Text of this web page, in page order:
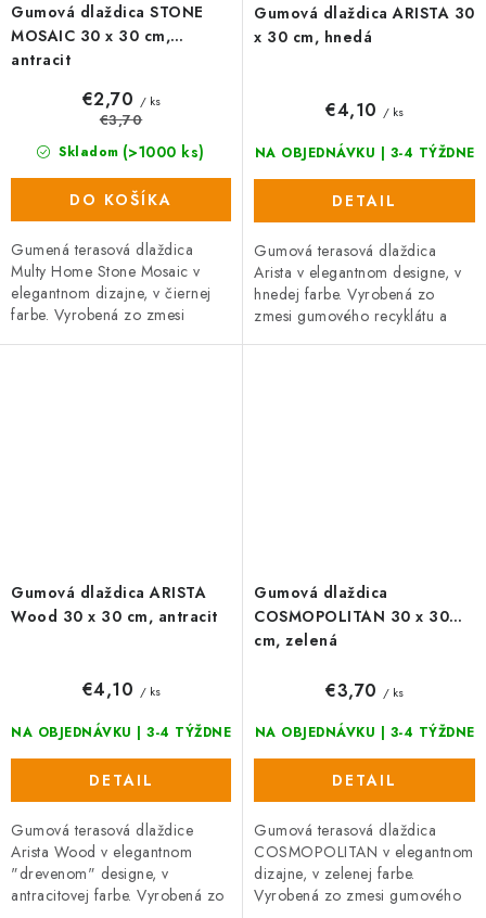
Gumová dlaždica STONE
MOSAIC 30 x 30 cm,
antracit
Skladom (>1000 ks)
€2,70 / ks
€3,70
DO KOŠÍKA
Gumená terasová dlaždica
Multy Home Stone Mosaic v
elegantnom dizajne, v čiernej
farbe. Vyrobená zo zmesi
Gumová dlaždica ARISTA 30
x 30 cm, hnedá
NA OBJEDNÁVKU | 3-4 TÝŽDNE
€4,10 / ks
DETAIL
Gumová terasová dlaždica
Arista v elegantnom designe, v
hnedej farbe. Vyrobená zo
zmesi gumového recyklátu a
Gumová dlaždica ARISTA
Wood 30 x 30 cm, antracit
NA OBJEDNÁVKU | 3-4 TÝŽDNE
€4,10 / ks
DETAIL
Gumová terasová dlaždice
Arista Wood v elegantnom
"drevenom" designe, v
antracitovej farbe. Vyrobená zo
Gumová dlaždica
COSMOPOLITAN 30 x 30
cm, zelená
NA OBJEDNÁVKU | 3-4 TÝŽDNE
€3,70 / ks
DETAIL
Gumová terasová dlaždica
COSMOPOLITAN v elegantnom
dizajne, v zelenej farbe.
Vyrobená zo zmesi gumového